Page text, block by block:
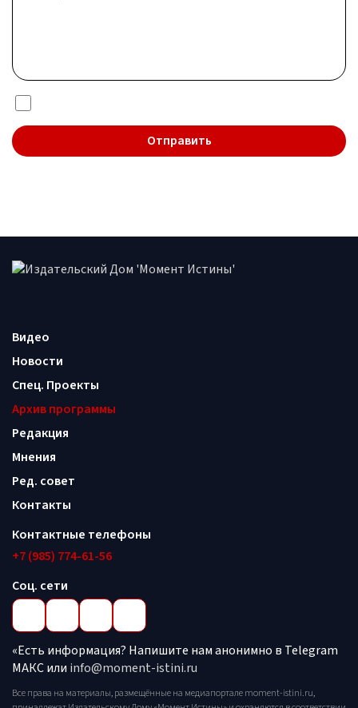
Видео
Новости
Спец. Проекты
Архив программы
Редакция
Мнения
Ред. совет
Контакты
Контактные телефоны
+7 (985) 774-61-56
Соц. сети
«Есть информация? Напишите нам анонимно в Telegram
МАКС или info@moment-istini.ru
Все права на материалы, размещённые на медиапортале moment-istini.ru,